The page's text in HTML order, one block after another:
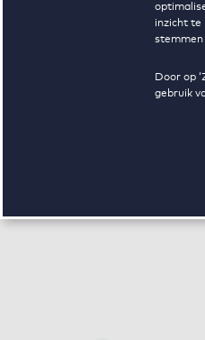
inzicht te
stemmen
Door op
gebruik